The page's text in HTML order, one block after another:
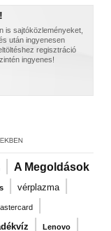
is sajtóközleményeket,
után ingyenesen
regisztráció
ingyenes!
| A Megoldások
| vérplazma |
|
| Lenovo |